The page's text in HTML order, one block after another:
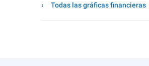
Todas las gráficas financieras